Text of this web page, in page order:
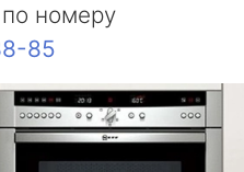
номеру
85